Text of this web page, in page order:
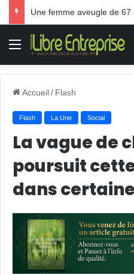
Menu
Accueil/ Flash
Flash La Une Social
La vague de
poursuit
dans